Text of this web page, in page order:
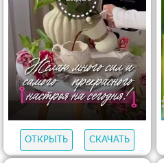
ОТКРЫТЬ СКАЧАТЬ